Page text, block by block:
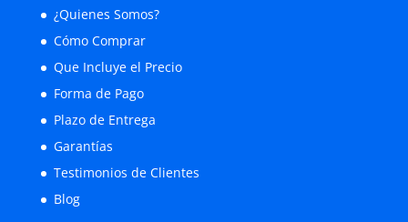
¿Quienes Somos?
Cómo Comprar
Que Incluye el Precio
Forma de Pago
Plazo de Entrega
Garantías
Testimonios de Clientes
Blog